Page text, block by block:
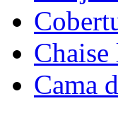
Cama